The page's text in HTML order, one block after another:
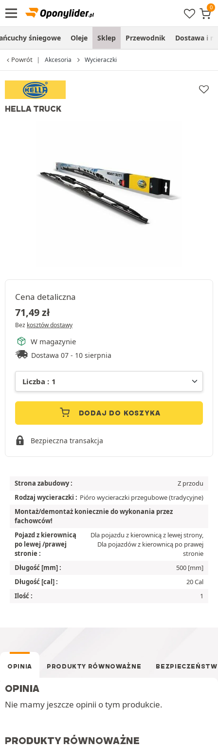
śniegowe Oleje Sklep Przewodnik Dostawa i
Powrót Akcesoria Wycieraczki
HELLA TRUCK
Cena detaliczna
71,49zł
Bez kosztów dostawy
W magazynie
Dostawa 07 - 10 sierpnia
DODAJ DO KOSZYKA
Bezpieczna transakcja
Strona zabudowy :
Z przodu
Rodzaj wycieraczki : Pióro wycieraczki przegubowe (tradycyjne)
Montaż/demontaż koniecznie do wykonania przez
fachowców!
Pojazd z kierownicą
po lewej /prawej
stronie :
Dla pojazdu z kierownicą z lewej strony,
Dla pojazdów z kierownicą po prawej
stronie
Długość [mm] :
500 [mm]
Długość [cal] :
20 Cal
Ilość :
1
OPINIA PRODUKTY RÓWNOWAŻNE
OPINIA
Nie mamy jeszcze opinii o tym produkcie.
PRODUKTY RÓWNOWAŻNE